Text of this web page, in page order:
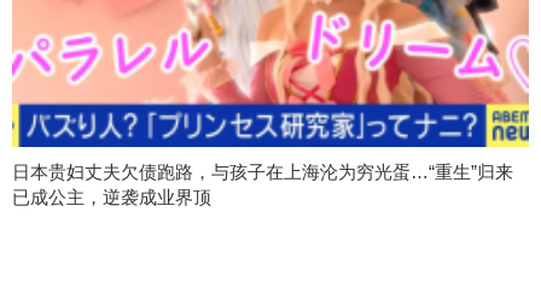
日本贵妇丈夫欠债跑路，与孩子在上海沦为穷光蛋…“重生”归来
已成公主，逆袭成业界顶